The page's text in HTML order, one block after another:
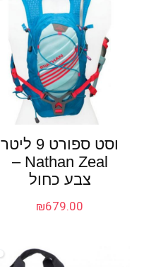
וסט ספורט 9 ליטר
Nathan Zeal –
צבע כחול
₪679.00